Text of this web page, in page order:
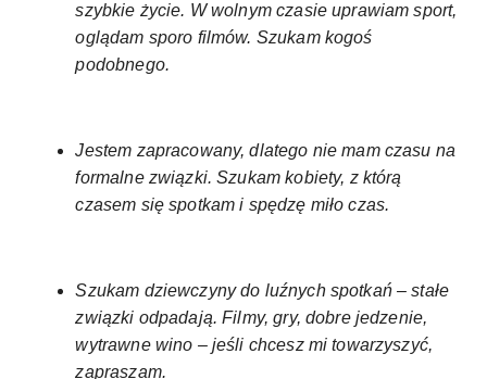
szybkie życie. W wolnym czasie uprawiam sport,
oglądam sporo filmów. Szukam kogoś
podobnego.
Jestem zapracowany, dlatego nie mam czasu na
formalne związki. Szukam kobiety, z którą
czasem się spotkam i spędzę miło czas.
Szukam dziewczyny do luźnych spotkań – stałe
związki odpadają. Filmy, gry, dobre jedzenie,
wytrawne wino – jeśli chcesz mi towarzyszyć,
zapraszam.